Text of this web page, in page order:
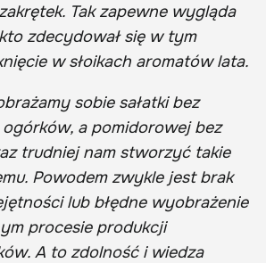
Tak zapewne wygląda
zdecydował się w tym
w słoikach aromatów lata.
sobie sałatki bez
a pomidorowej bez
trudniej nam stworzyć takie
Powodem zwykle jest brak
lub błędne wyobrażenie
procesie produkcji
A to zdolność i wiedza